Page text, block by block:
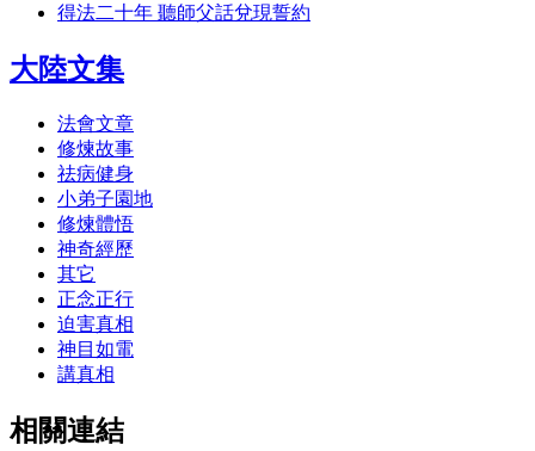
得法二十年 聽師父話兌現誓約
大陸文集
法會文章
修煉故事
祛病健身
小弟子園地
修煉體悟
神奇經歷
其它
正念正行
迫害真相
神目如電
講真相
相關連結